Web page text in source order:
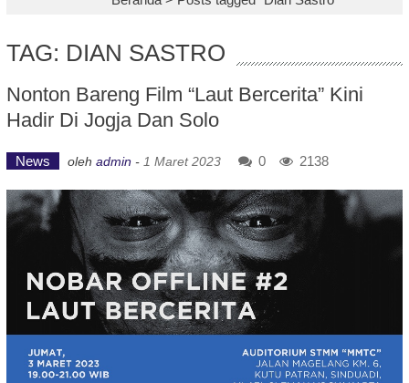
TAG: DIAN SASTRO
Nonton Bareng Film “Laut Bercerita” Kini
Hadir Di Jogja Dan Solo
News oleh admin - 1 Maret 2023 0 2138